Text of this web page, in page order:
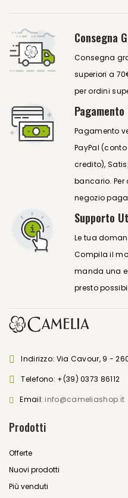
Consegna
Consegna
superiori a
per ordini
Pagamento
PayPal
credito),
bancario.
negozio
Supporto
Le tua
Compila il
manda una
presto
Indirizzo: Via Cavour, 9 -
Telefono: +(39) 0373 86112
Email: info@cameliashop.it
Prodotti
Offerte
Nuovi prodotti
Più venduti